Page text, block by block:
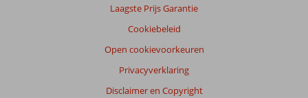
Laagste Prijs Garantie
Cookiebeleid
Open cookievoorkeuren
Privacyverklaring
Disclaimer en Copyright